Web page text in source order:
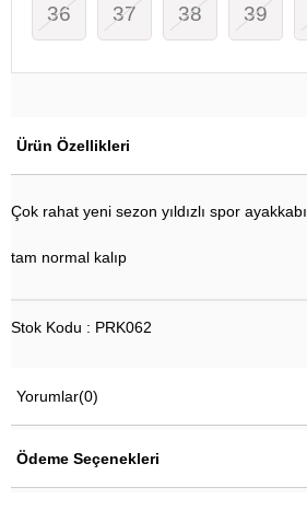
36 37 38 39
Ürün Özellikleri
Çok rahat yeni sezon yıldızlı spor ayakkabı
tam normal kalıp
Stok Kodu : PRK062
Yorumlar(0)
Ödeme Seçenekleri